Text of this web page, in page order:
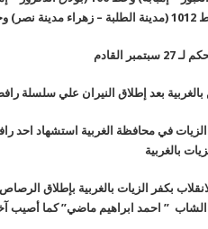
القادم
بعد إطلاق النيران علي سلسلة
في محافظة الغربية استشهاد احد
بالغربية
بكفر الزيات بالغربية بإطلاق
الشاب ” احمد ابراهيم ماضي” كما أصيب